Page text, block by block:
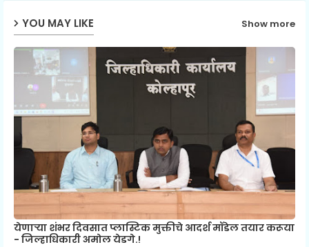
YOU MAY LIKE Show more
येणाऱ्या शंभर दिवसात प्लास्टिक मुक्तीचे आदर्श मॉडेल तयार करूया
- जिल्हाधिकारी अमोल येडगे.!